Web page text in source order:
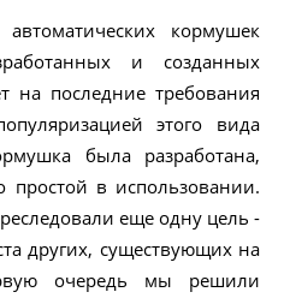
кормушек
и созданных
на последние требования
этого вида
была разработана,
в использовании.
еще одну цель -
других, существующих на
очередь мы решили